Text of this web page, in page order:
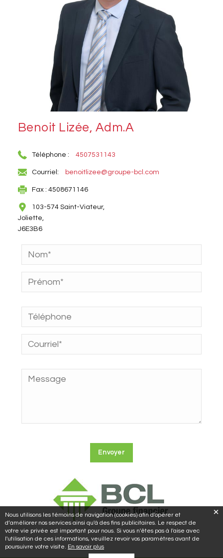
Benoit Lizée, Adm.A
Téléphone : 4507531143
Courriel: benoitlizee@groupe-bcl.com
Fax : 4508671146
103-574 Saint-Viateur,
Joliette,
J6E3B6
Nous utilisons les témoins de navigation (cookies) afin d'opérer et
d’améliorer nos services ainsi qu'à des fins publicitaires. Le respect de
votre vie privée est important pour nous. Si vous n'êtes pas à l'aise avec
l'utilisation de ces informations, veuillez revoir vos paramètres avant de
poursuivre votre visite. En savoir plus